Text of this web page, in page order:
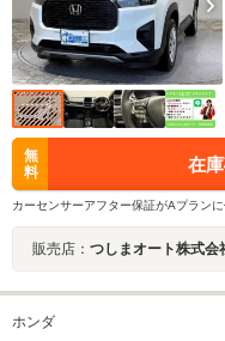
無
料
在
カーセンサーアフター保証がAプラン
販売店： つしまオート株式会
ホンダ